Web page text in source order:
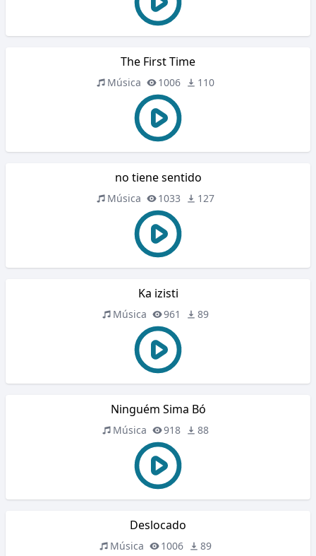
The First Time
Música 1006 110
no tiene sentido
Música 1033 127
Ka izisti
Música 961 89
Ninguém Sima Bó
Música 918 88
Deslocado
Música 1006 89